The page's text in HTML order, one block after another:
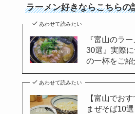
ラーメン好きならこちらの
あわせて読みたい
『富山のラ
30選』実際
の一杯をご紹
あわせて読みたい
【富山でお
まぜそば10